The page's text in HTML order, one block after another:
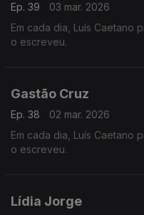
Ep. 39
03 mar. 2026
Em cada dia, Luís Caetano
o escreveu.
Gastão Cruz
Ep. 38
02 mar. 2026
Em cada dia, Luís Caetano
o escreveu.
Lídia Jorge